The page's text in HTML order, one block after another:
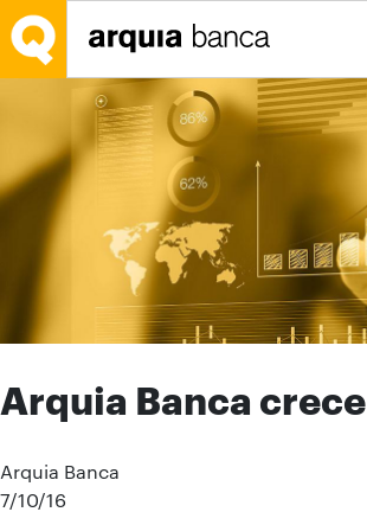
Saltar al contenido principal
Arquia Banca crece
Arquia Banca
7/10/16